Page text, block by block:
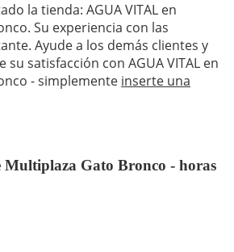
la tienda: AGUA VITAL en
Su experiencia con las
Ayude a los demás clientes y
su satisfacción con AGUA VITAL en
- simplemente inserte una
Gato Bronco - horas